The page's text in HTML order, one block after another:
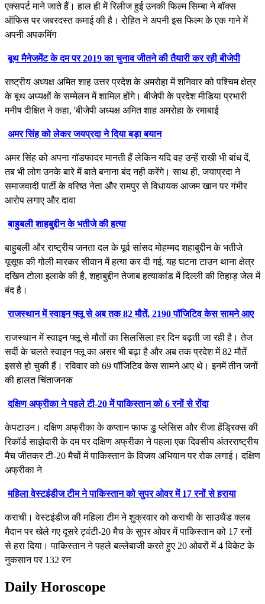
एक्सपर्ट माने जाते हैं। हाल ही में रिलीज हुई उनकी फिल्म सिम्बा ने बॉक्स
ऑफिस पर जबरदस्त कमाई की है। रोहित ने अपनी इस फिल्म के एक गाने में
अपनी अपकमिंग
बूथ मैनेजमेंट के दम पर 2019 का चुनाव जीतने की तैयारी कर रही बीजेपी
राष्ट्रीय अध्यक्ष अमित शाह उत्तर प्रदेश के अमरोहा में शनिवार को पश्चिम क्षेत्र
के बूथ अध्यक्षों के सम्मेलन में शामिल होंगे। बीजेपी के प्रदेश मीडिया प्रभारी
मनीष दीक्षित ने कहा, 'बीजेपी अध्यक्ष अमित शाह अमरोहा के रमाबाई
अमर सिंह को लेकर जयप्रदा ने दिया बड़ा बयान
अमर सिंह को अपना गॉडफादर मानती हैं लेकिन यदि वह उन्हें राखी भी बांध दें,
तब भी लोग उनके बारे में बाते बनाना बंद नही करेंगे। साथ ही, जयाप्रदा ने
समाजवादी पार्टी के वरिष्ठ नेता और रामपुर से विधायक आजम खान पर गंभीर
आरोप लगाए और दावा
बाहुबली शाहबुद्दीन के भतीजे की हत्या
बाहुबली और राष्ट्रीय जनता दल के पूर्व सांसद मोहम्मद शहाबुद्दीन के भतीजे
यूसूफ की गोली मारकर सीवान में हत्या कर दी गई, यह घटना टाउन थाना क्षेत्र
दखिन टोला इलाके की है, शहाबुद्दीन तेजाब हत्याकांड में दिल्ली की तिहाड़ जेल में
बंद है।
राजस्थान में स्वाइन फ्लू से अब तक 82 मौतें, 2190 पॉजिटिव केस सामने आए
राजस्थान में स्वाइन फ्लू से मौतों का सिलसिला हर दिन बढ़ती जा रही है। तेज
सर्दी के चलते स्वाइन फ्लू का असर भी बढ़ा है और अब तक प्रदेश में 82 मौतें
इससे हो चुकी हैं। रविवार को 69 पॉजिटिव केस सामने आए थे। इनमें तीन जनों
की हालत चिंताजनक
दक्षिण अफ्रीका ने पहले टी-20 में पाकिस्तान को 6 रनों से रोंदा
केपटाउन। दक्षिण अफ्रीका के कप्तान फाफ डु प्लेसिस और रीजा हेंड्रिक्स की
रिकॉर्ड साझेदारी के दम पर दक्षिण अफ्रीका ने पहला एक दिवसीय अंतरराष्ट्रीय
मैच जीतकर टी-20 मैचों में पाकिस्तान के विजय अभियान पर रोक लगाई। दक्षिण
अफ्रीका ने
महिला वेस्टइंडीज टीम ने पाकिस्तान को सुपर ओवर में 17 रनों से हराया
कराची। वेस्टइंडीज की महिला टीम ने शुक्रवार को कराची के साउथैंड क्लब
मैदान पर खेले गए दूसरे ट्वंटी-20 मैच के सुपर ओवर में पाकिस्तान को 17 रनों
से हरा दिया। पाकिस्तान ने पहले बल्लेबाजी करते हुए 20 ओवरों में 4 विकेट के
नुकसान पर 132 रन
Daily Horoscope